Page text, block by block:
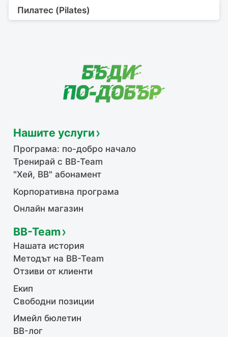
Пилатес (Pilates)
Нашите услуги
Програма: по-добро начало
Тренирай с BB-Team
"Хей, ВВ" абонамент
Корпоративна програма
Онлайн магазин
BB-Team
Нашата история
Методът на BB-Team
Отзиви от клиенти
Екип
Свободни позиции
Имейл бюлетин
BB-лог